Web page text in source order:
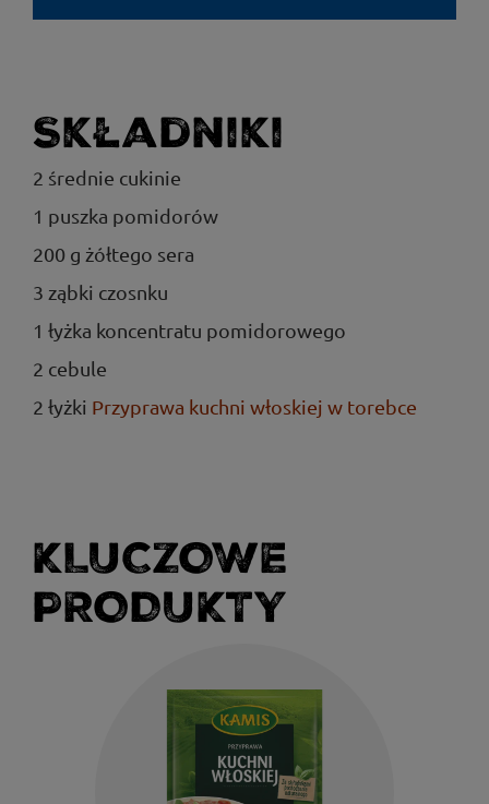
Składniki
2 średnie cukinie
1 puszka pomidorów
200 g żółtego sera
3 ząbki czosnku
1 łyżka koncentratu pomidorowego
2 cebule
2 łyżki Przyprawa kuchni włoskiej w torebce
KLUCZOWE
PRODUKTY